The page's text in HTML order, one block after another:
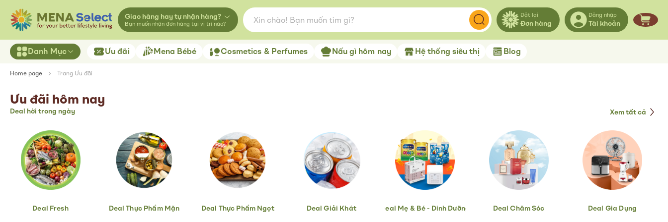
Giao hàng hay tự nhận hàng?
Bạn muốn nhận đơn hàng tại vị trí nào?
Đặt lại
Đơn hàng
Đăng nhập
Tài khoản Giỏ
Danh Mục Ưu đãi Mena Bébé Cosmetics & Perfumes Nấu gì hôm nay Hệ thống siêu thị Blog
Home page Trang Ưu đãi
Ưu đãi hôm nay
Deal hời trong ngày Xem tất cả
Deal Fresh Deal Thực Phẩm Mặn Deal Thực Phẩm Ngọt Deal Giải Khát Deal Mẹ & Bé - Dinh Dưỡng Deal Chăm Sóc Deal Gia Dụng